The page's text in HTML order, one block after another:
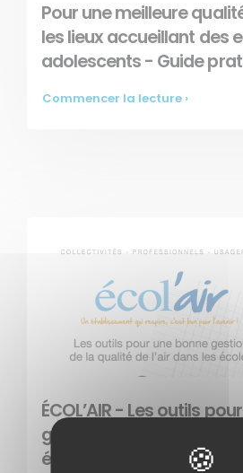
Pour une meilleure
les lieux accueillant des
adolescents - Guide
Commencer la lecture ›
ÉCOL’AIR - Les outils
gestion de la qualité de
écoles